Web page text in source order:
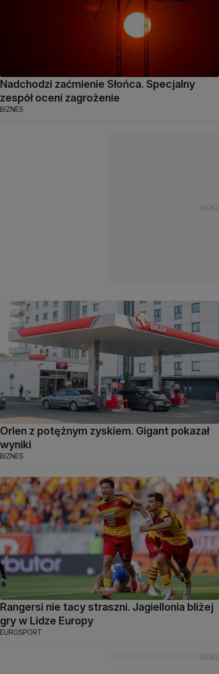
Nadchodzi zaćmienie Słońca. Specjalny
zespół oceni zagrożenie
BIZNES
Orlen z potężnym zyskiem. Gigant pokazał
wyniki
BIZNES
Rangersi nie tacy straszni. Jagiellonia bliżej
gry w Lidze Europy
EUROSPORT